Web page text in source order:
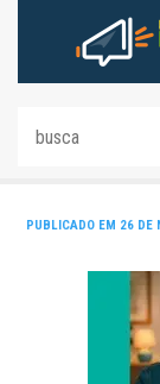
PUBLICADO EM 26 DE